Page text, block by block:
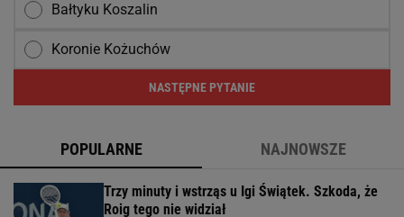
Bałtyku Koszalin
Koronie Kożuchów
NASTĘPNE PYTANIE
POPULARNE NAJNOWSZE
Trzy minuty i wstrząs u Igi Świątek. Szkoda, że
Roig tego nie widział